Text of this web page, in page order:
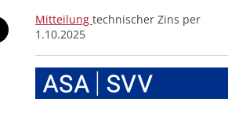
Mitteilung technischer Zins per
1.10.2025